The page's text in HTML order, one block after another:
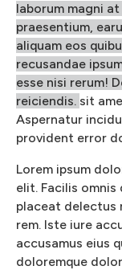
laborum magni
praesentium,
aliquam eos
recusandae
esse nisi rerum!
reiciendis. sit
Aspernatur
provident error
Lorem ipsum
elit. Facilis
placeat
rem. Iste iure
accusamus eius
doloremque